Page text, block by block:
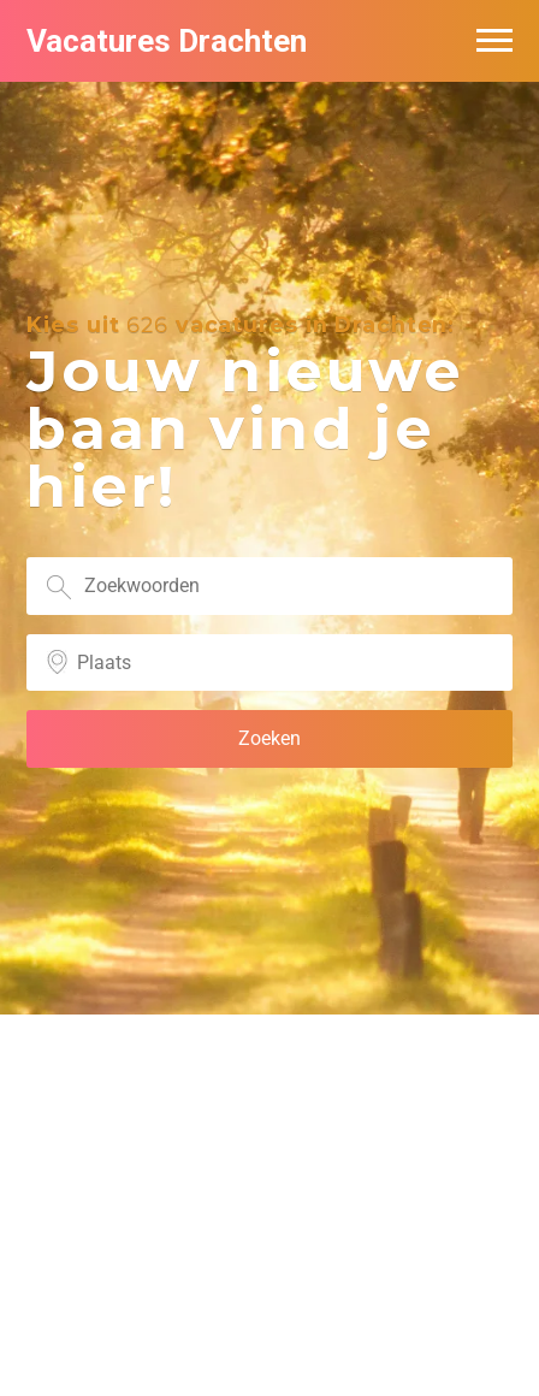
Vacatures Drachten
Kies uit626 vacatures in Drachten:
Jouw nieuwe
baan vind je
hier!
Vacatures per bedrijf in Drachten
De populairste vacatures in Drachten
Nieuwsbrief feed